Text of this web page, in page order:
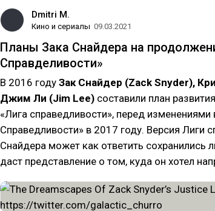
Dmitri M.
Кино и сериалы 09.03.2021
Планы Зака Снайдера на
Справделивости»
В 2016 году Зак Снайдер (Zack Snyder),
Джим Ли (Jim Lee) составили план
«Лига справедливости», перед
Справедливости» в 2017 году. Версия Лиги
Снайдера может как ответить сохранились
даст представление о том, куда он хотел